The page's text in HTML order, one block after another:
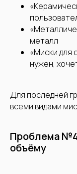
металл
«Миски для
нужен,
Для последней
всеми видами
Проблема
объёму